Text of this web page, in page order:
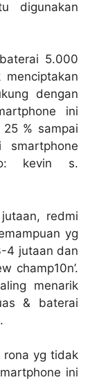
digunakan
5.000
dengan
ini
% sampai
kevin s.
redmi
yg
4 jutaan dan
champ10n’.
menarik
& baterai
rona yg tidak
ini